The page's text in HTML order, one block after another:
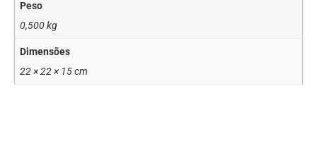
Peso
0,500 kg
Dimensões
22 × 22 × 15 cm